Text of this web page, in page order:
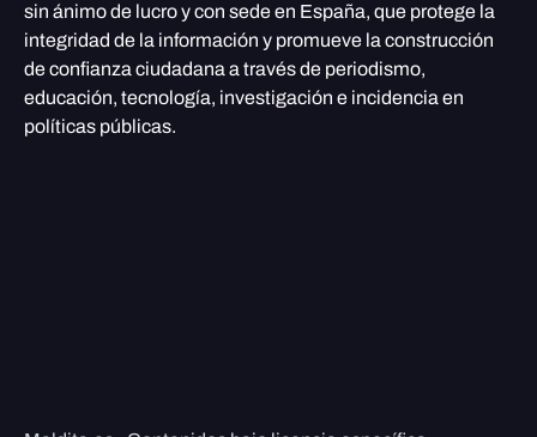
sin ánimo de lucro y con sede en España, que protege la
integridad de la información y promueve la construcción
de confianza ciudadana a través de periodismo,
educación, tecnología, investigación e incidencia en
políticas públicas.